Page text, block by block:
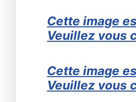
Cette image
Veuillez vous
Cette image
Veuillez vous